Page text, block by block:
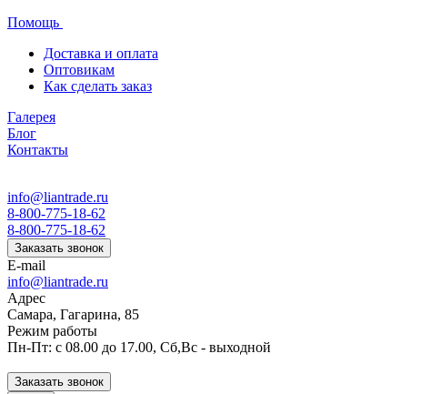
Помощь
Доставка и оплата
Оптовикам
Как сделать заказ
Галерея
Блог
Контакты
info@liantrade.ru
8-800-775-18-62
8-800-775-18-62
Заказать звонок
E-mail
info@liantrade.ru
Адрес
Самара, Гагарина, 85
Режим работы
Пн-Пт: c 08.00 до 17.00, Cб,Вс - выходной
Заказать звонок